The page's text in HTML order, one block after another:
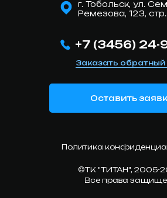
г. Тобольск, ул.
Ремезова, 123, стр.
+7 (3456) 24-
Заказать обратный
Оставить
Политика
©ТK "ТИТАН", 2005-
Все права